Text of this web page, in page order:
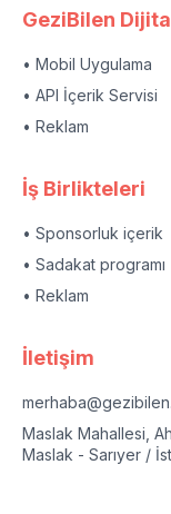
GeziBilen
• Mobil Uygulama
• API İçerik Servisi
• Reklam
İş Birlikteleri
• Sponsorluk içerik
• Sadakat programı
• Reklam
İletişim
Maslak Mahallesi,
Maslak - Sarıyer /